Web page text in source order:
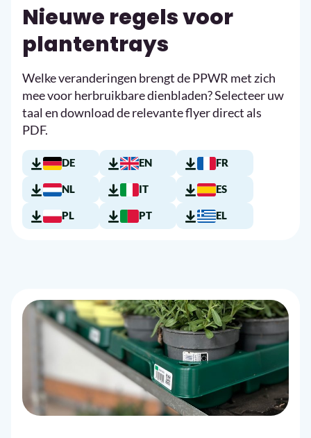
Nieuwe regels voor
plantentrays
Welke veranderingen brengt de PPWR met zich
mee voor herbruikbare dienbladen? Selecteer uw
taal en download de relevante flyer direct als
PDF.
DE EN FR
NL IT ES
PL PT EL